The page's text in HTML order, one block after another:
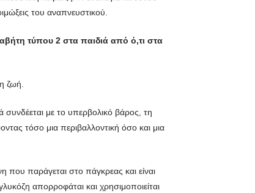
του αναπνευστικού.
τύπου 2 στα παιδιά από ό,τι στα
ζωή.
συνδέεται με το υπερβολικό βάρος, τη
τόσο μια περιβαλλοντική όσο και μια
που παράγεται στο πάγκρεας και είναι
απορροφάται και χρησιμοποιείται